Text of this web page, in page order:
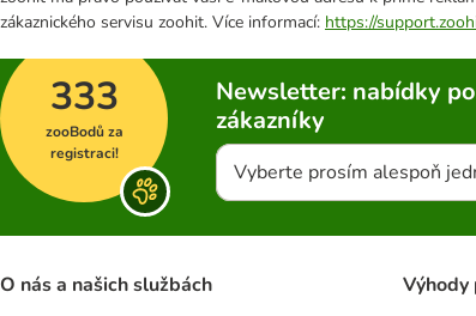
zákaznického servisu zoohit. Více informací: https://
333
zooBodů za
registraci!
Newsletter: nabídky
zákazníky
Vyberte prosím alespoň
O nás a našich službách Výhody